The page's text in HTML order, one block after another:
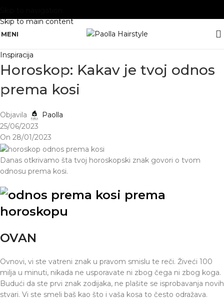
Skip to main content
MENI
Inspiracija
Horoskop: Kakav je tvoj odnos
prema kosi
Objavila
Paolla
25/06/2023
On 28/01/2023
Danas otkrivamo šta tvoj horoskopski znak govori o tvom
odnosu prema kosi.
OVAN
Ovnovi, vi ste vatreni znak u pravom smislu te reči. Živeći 100
milja u minuti, nikada ne usporavate ni zbog čega ni zbog koga.
Budući da ste prvi znak zodijaka, ne plašite se isprobavanja novih
stvari. Vi ste smeli baš kao što i vaša kosa to često odražava.